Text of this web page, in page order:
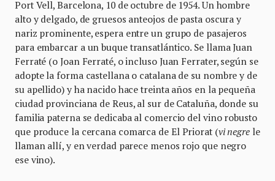
Port Vell, Barcelona, 10 de octubre de 1954. Un hombre
alto y delgado, de gruesos anteojos de pasta oscura y
nariz prominente, espera entre un grupo de pasajeros
para embarcar a un buque transatlántico. Se llama Juan
Ferraté (o Joan Ferraté, o incluso Juan Ferrater, según se
adopte la forma castellana o catalana de su nombre y de
su apellido) y ha nacido hace treinta años en la pequeña
ciudad provinciana de Reus, al sur de Cataluña, donde su
familia paterna se dedicaba al comercio del vino robusto
que produce la cercana comarca de El Priorat (vi negrele
llaman allí, y en verdad parece menos rojo que negro
ese vino).